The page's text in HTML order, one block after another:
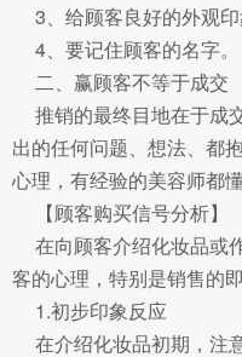
3、给顾客良好的外观印
4、要记住顾客的名字。
二、赢顾客不等于成交
推销的最终目地在于成
出的任何问题、想法、都
心理，有经验的美容师都
【顾客购买信号分析】
在向顾客介绍化妆品或
客的心理，特别是销售的即
1.初步印象反应
在介绍化妆品初期，注